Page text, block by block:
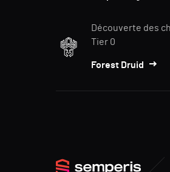
Découverte des
Tier 0
Forest Druid